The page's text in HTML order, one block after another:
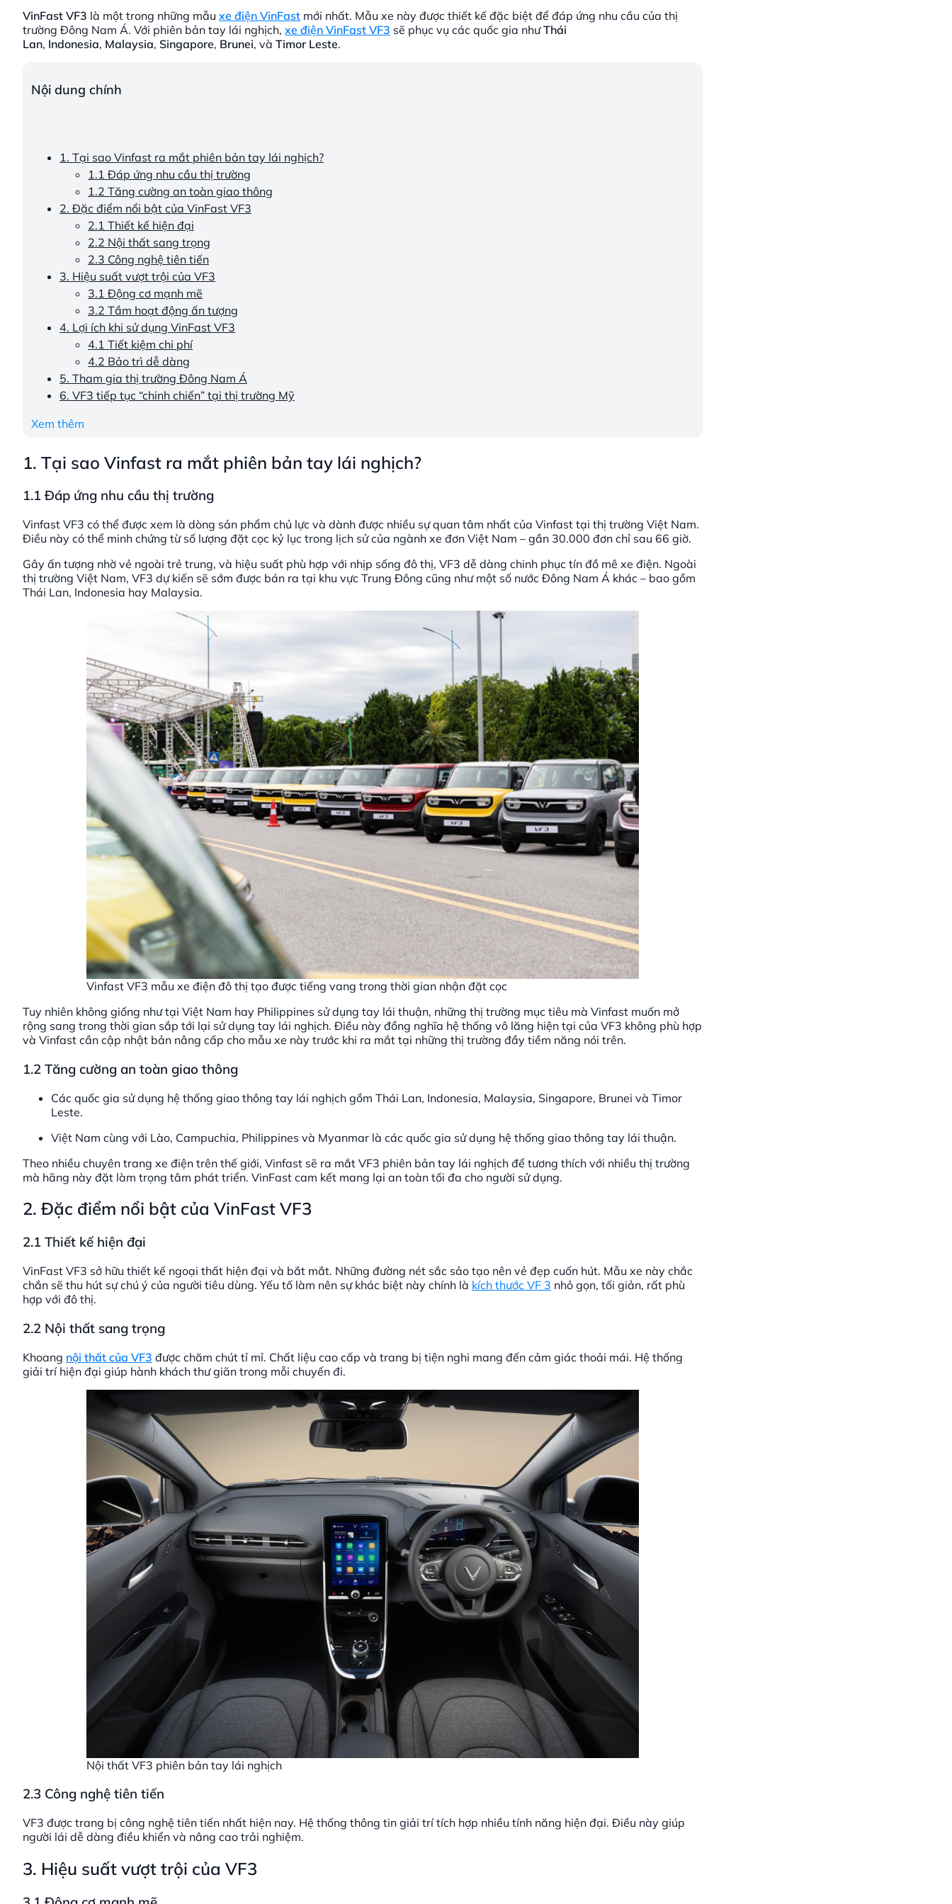
VinFast VF3 là một trong những mẫu xe điện VinFast mới nhất. Mẫu xe này được thiết kế đặc biệt để đáp ứng nhu cầu của thị
trường Đông Nam Á. Với phiên bản tay lái nghịch, xe điện VinFast VF3 sẽ phục vụ các quốc gia nhưThái
Lan, Indonesia, Malaysia, Singapore, Brunei, và Timor Leste.
Nội dung chính
1. Tại sao Vinfast ra mắt phiên bản tay lái nghịch?
1.1 Đáp ứng nhu cầu thị trường
1.2 Tăng cường an toàn giao thông
2. Đặc điểm nổi bật của VinFast VF3
2.1 Thiết kế hiện đại
2.2 Nội thất sang trọng
2.3 Công nghệ tiên tiến
3. Hiệu suất vượt trội của VF3
3.1 Động cơ mạnh mẽ
3.2 Tầm hoạt động ấn tượng
4. Lợi ích khi sử dụng VinFast VF3
4.1 Tiết kiệm chi phí
4.2 Bảo trì dễ dàng
5. Tham gia thị trường Đông Nam Á
6. VF3 tiếp tục “chinh chiến” tại thị trường Mỹ
Xem thêm
1. Tại sao Vinfast ra mắt phiên bản tay lái nghịch?
1.1 Đáp ứng nhu cầu thị trường
Vinfast VF3 có thể được xem là dòng sản phẩm chủ lực và dành được nhiều sự quan tâm nhất của Vinfast tại thị trường Việt Nam.
Điều này có thể minh chứng từ số lượng đặt cọc kỷ lục trong lịch sử của ngành xe đơn Việt Nam – gần 30.000 đơn chỉ sau 66 giờ.
Gây ấn tượng nhờ vẻ ngoài trẻ trung, và hiệu suất phù hợp với nhịp sống đô thị, VF3 dễ dàng chinh phục tín đồ mê xe điện. Ngoài
thị trường Việt Nam, VF3 dự kiến sẽ sớm được bán ra tại khu vực Trung Đông cũng như một số nước Đông Nam Á khác – bao gồm
Thái Lan, Indonesia hay Malaysia.
Vinfast VF3 mẫu xe điện đô thị tạo được tiếng vang trong thời gian nhận đặt cọc
Tuy nhiên không giống như tại Việt Nam hay Philippines sử dụng tay lái thuận, những thị trường mục tiêu mà Vinfast muốn mở
rộng sang trong thời gian sắp tới lại sử dụng tay lái nghịch. Điều này đồng nghĩa hệ thống vô lăng hiện tại của VF3 không phù hợp
và Vinfast cần cập nhật bản nâng cấp cho mẫu xe này trước khi ra mắt tại những thị trường đầy tiềm năng nói trên.
1.2 Tăng cường an toàn giao thông
Các quốc gia sử dụng hệ thống giao thông tay lái nghịch gồm Thái Lan, Indonesia, Malaysia, Singapore, Brunei và Timor
Leste.
Việt Nam cùng với Lào, Campuchia, Philippines và Myanmar là các quốc gia sử dụng hệ thống giao thông tay lái thuận.
Theo nhiều chuyên trang xe điện trên thế giới, Vinfast sẽ ra mắt VF3 phiên bản tay lái nghịch để tương thích với nhiều thị trường
mà hãng này đặt làm trọng tâm phát triển. VinFast cam kết mang lại an toàn tối đa cho người sử dụng.
2. Đặc điểm nổi bật của VinFast VF3
2.1 Thiết kế hiện đại
VinFast VF3 sở hữu thiết kế ngoại thất hiện đại và bắt mắt. Những đường nét sắc sảo tạo nên vẻ đẹp cuốn hút. Mẫu xe này chắc
chắn sẽ thu hút sự chú ý của người tiêu dùng. Yếu tố làm nên sự khác biệt này chính là kích thước VF 3 nhỏ gọn, tối giản, rất phù
hợp với đô thị.
2.2 Nội thất sang trọng
Khoang nội thất của VF3 được chăm chút tỉ mỉ. Chất liệu cao cấp và trang bị tiện nghi mang đến cảm giác thoải mái. Hệ thống
giải trí hiện đại giúp hành khách thư giãn trong mỗi chuyến đi.
Nội thất VF3 phiên bản tay lái nghịch
2.3 Công nghệ tiên tiến
VF3 được trang bị công nghệ tiên tiến nhất hiện nay. Hệ thống thông tin giải trí tích hợp nhiều tính năng hiện đại. Điều này giúp
người lái dễ dàng điều khiển và nâng cao trải nghiệm.
3. Hiệu suất vượt trội của VF3